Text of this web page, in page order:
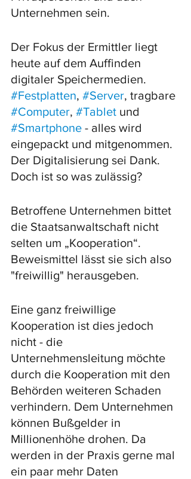
Unternehmen sein.
Der Fokus der Ermittler liegt
heute auf dem Auffinden
digitaler Speichermedien.
#Festplatten, #Server, tragbare
#Computer, #Tablet und
#Smartphone - alles wird
eingepackt und mitgenommen.
Der Digitalisierung sei Dank.
Doch ist so was zulässig?
Betroffene Unternehmen bittet
die Staatsanwaltschaft nicht
selten um „Kooperation“.
Beweismittel lässt sie sich also
"freiwillig" herausgeben.
Eine ganz freiwillige
Kooperation ist dies jedoch
nicht - die
Unternehmensleitung möchte
durch die Kooperation mit den
Behörden weiteren Schaden
verhindern. Dem Unternehmen
können Bußgelder in
Millionenhöhe drohen. Da
werden in der Praxis gerne mal
ein paar mehr Daten